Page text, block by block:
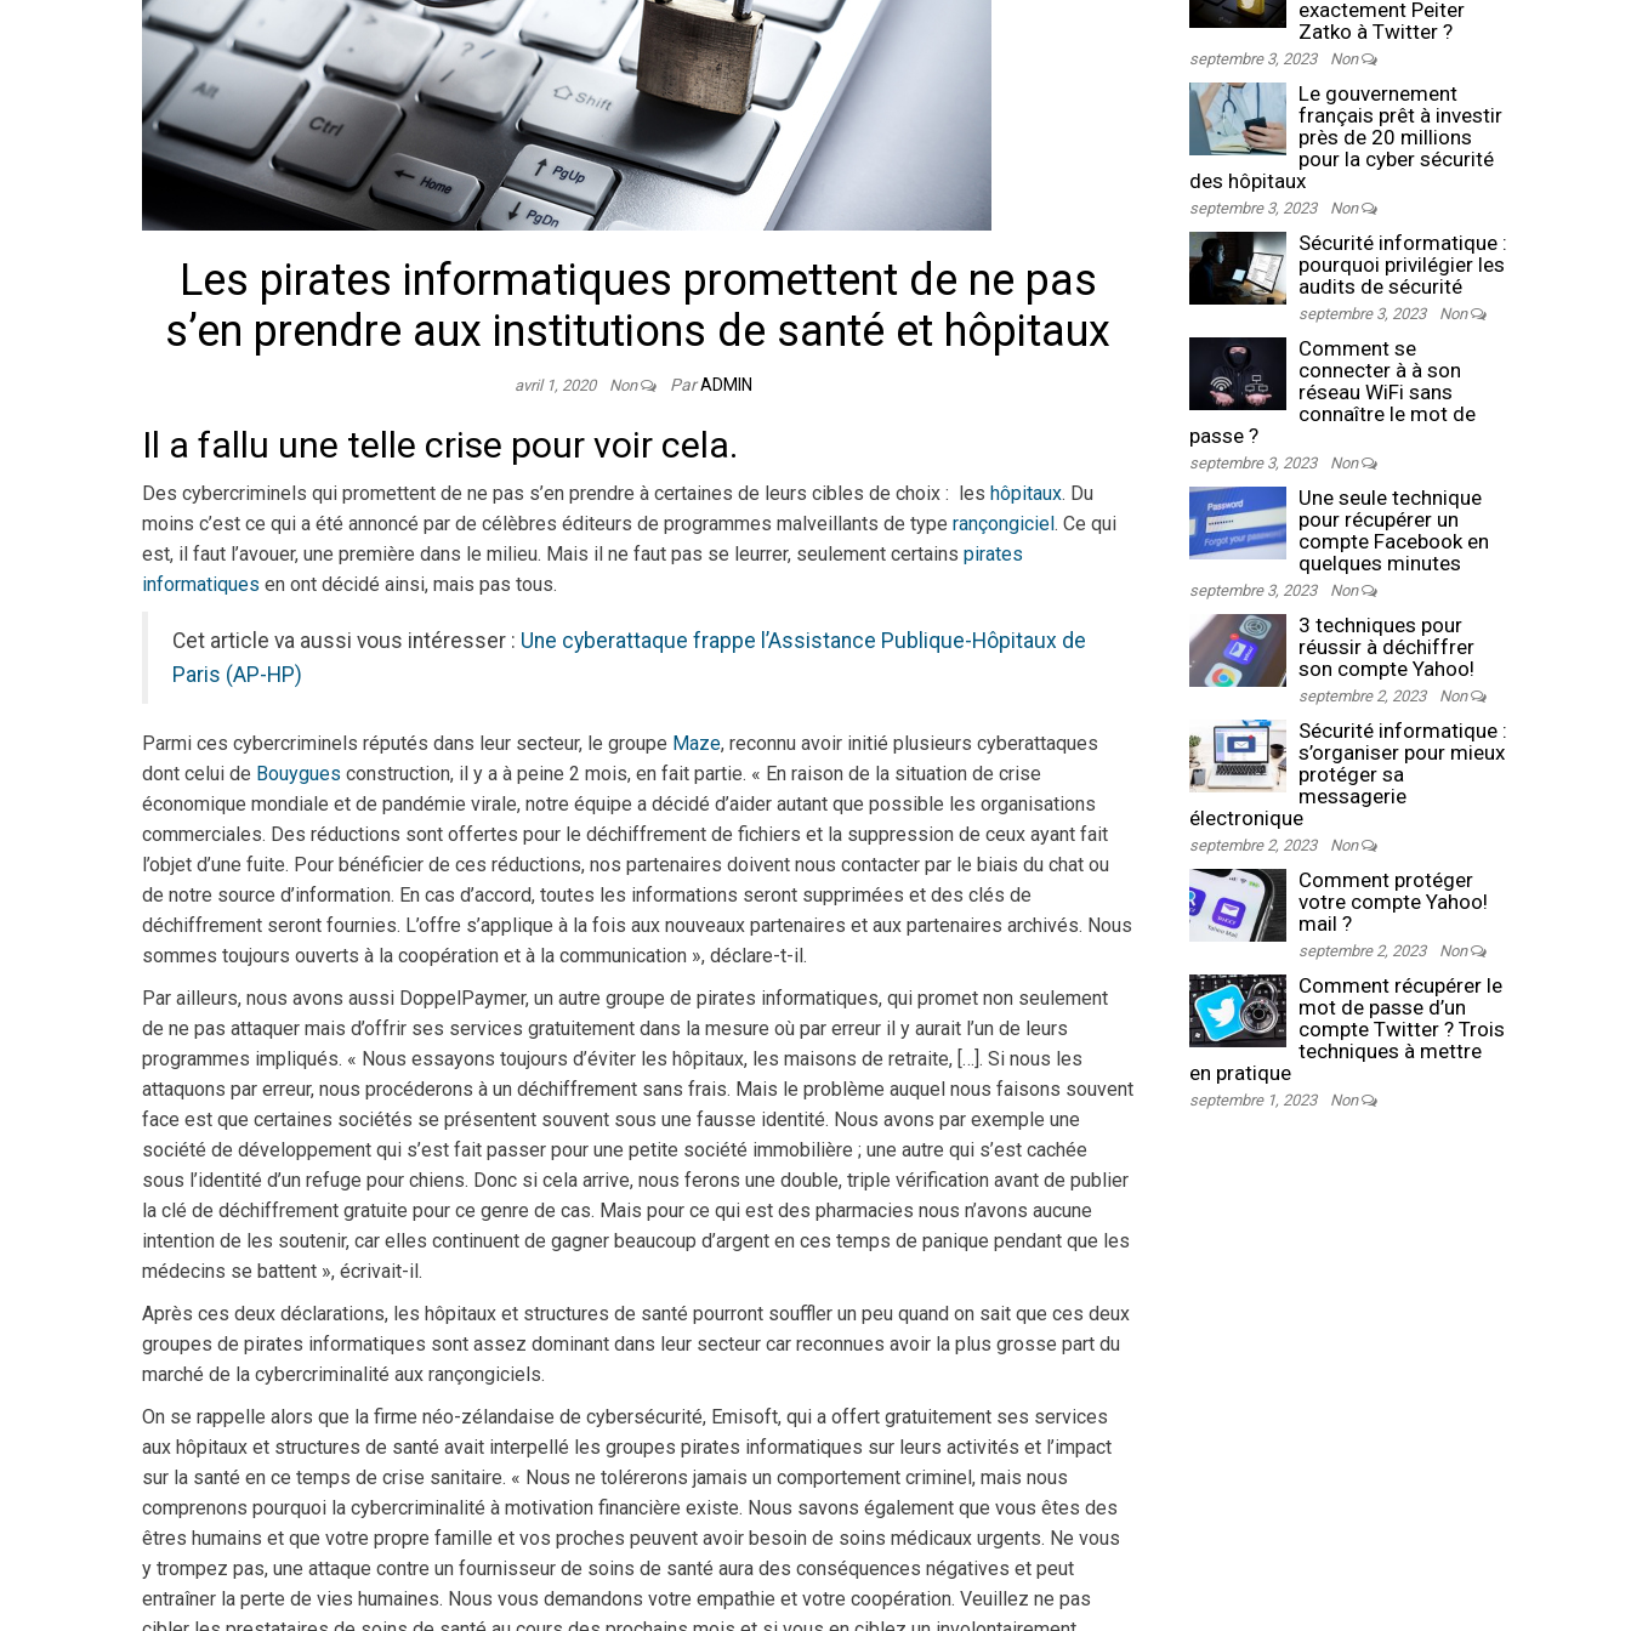
Les pirates informatiques promettent de ne pas
s’en prendre aux institutions de santé et hôpitaux
avril 1, 2020 Non ParADMIN
Il a fallu une telle crise pour voir cela.
Des cybercriminels qui promettent de ne pas s’en prendre à certaines de leurs cibles de choix : les hôpitaux. Du
moins c’est ce qui a été annoncé par de célèbres éditeurs de programmes malveillants de type rançongiciel. Ce qui
est, il faut l’avouer, une première dans le milieu. Mais il ne faut pas se leurrer, seulement certains pirates
informatiques en ont décidé ainsi, mais pas tous.
Cet article va aussi vous intéresser : Une cyberattaque frappe l’Assistance Publique-Hôpitaux de
Paris (AP-HP)
Parmi ces cybercriminels réputés dans leur secteur, le groupe Maze, reconnu avoir initié plusieurs cyberattaques
dont celui de Bouygues construction, il y a à peine 2 mois, en fait partie. « En raison de la situation de crise
économique mondiale et de pandémie virale, notre équipe a décidé d’aider autant que possible les organisations
commerciales. Des réductions sont offertes pour le déchiffrement de fichiers et la suppression de ceux ayant fait
l’objet d’une fuite. Pour bénéficier de ces réductions, nos partenaires doivent nous contacter par le biais du chat ou
de notre source d’information. En cas d’accord, toutes les informations seront supprimées et des clés de
déchiffrement seront fournies. L’offre s’applique à la fois aux nouveaux partenaires et aux partenaires archivés. Nous
sommes toujours ouverts à la coopération et à la communication », déclare-t-il.
Par ailleurs, nous avons aussi DoppelPaymer, un autre groupe de pirates informatiques, qui promet non seulement
de ne pas attaquer mais d’offrir ses services gratuitement dans la mesure où par erreur il y aurait l’un de leurs
programmes impliqués. « Nous essayons toujours d’éviter les hôpitaux, les maisons de retraite, […]. Si nous les
attaquons par erreur, nous procéderons à un déchiffrement sans frais. Mais le problème auquel nous faisons souvent
face est que certaines sociétés se présentent souvent sous une fausse identité. Nous avons par exemple une
société de développement qui s’est fait passer pour une petite société immobilière ; une autre qui s’est cachée
sous l’identité d’un refuge pour chiens. Donc si cela arrive, nous ferons une double, triple vérification avant de publier
la clé de déchiffrement gratuite pour ce genre de cas. Mais pour ce qui est des pharmacies nous n’avons aucune
intention de les soutenir, car elles continuent de gagner beaucoup d’argent en ces temps de panique pendant que les
médecins se battent », écrivait-il.
Après ces deux déclarations, les hôpitaux et structures de santé pourront souffler un peu quand on sait que ces deux
groupes de pirates informatiques sont assez dominant dans leur secteur car reconnues avoir la plus grosse part du
marché de la cybercriminalité aux rançongiciels.
On se rappelle alors que la firme néo-zélandaise de cybersécurité, Emisoft, qui a offert gratuitement ses services
aux hôpitaux et structures de santé avait interpellé les groupes pirates informatiques sur leurs activités et l’impact
sur la santé en ce temps de crise sanitaire. « Nous ne tolérerons jamais un comportement criminel, mais nous
comprenons pourquoi la cybercriminalité à motivation financière existe. Nous savons également que vous êtes des
êtres humains et que votre propre famille et vos proches peuvent avoir besoin de soins médicaux urgents. Ne vous
y trompez pas, une attaque contre un fournisseur de soins de santé aura des conséquences négatives et peut
entraîner la perte de vies humaines. Nous vous demandons votre empathie et votre coopération. Veuillez ne pas
exactement Peiter
Zatko à Twitter ?
septembre 3, 2023 Non
Le gouvernement
français prêt à investir
près de 20 millions
pour la cyber sécurité
des hôpitaux
septembre 3, 2023 Non
Sécurité informatique :
pourquoi privilégier les
audits de sécurité
septembre 3, 2023 Non
Comment se
connecter à à son
réseau WiFi sans
connaître le mot de
passe ?
septembre 3, 2023 Non
Une seule technique
pour récupérer un
compte Facebook en
quelques minutes
septembre 3, 2023 Non
3 techniques pour
réussir à déchiffrer
son compte Yahoo!
septembre 2, 2023 Non
Sécurité informatique :
s’organiser pour mieux
protéger sa
messagerie
électronique
septembre 2, 2023 Non
Comment protéger
votre compte Yahoo!
mail ?
septembre 2, 2023 Non
Comment récupérer le
mot de passe d’un
compte Twitter ? Trois
techniques à mettre
en pratique
septembre 1, 2023 Non